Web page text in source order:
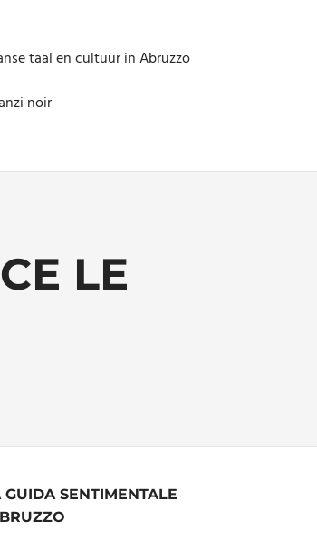
taal en cultuur in Abruzzo
noir
LE
SENTIMENTALE